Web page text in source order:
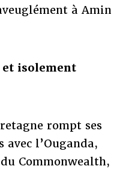
à Amin
isolement
rompt ses
l’Ouganda,
Commonwealth,